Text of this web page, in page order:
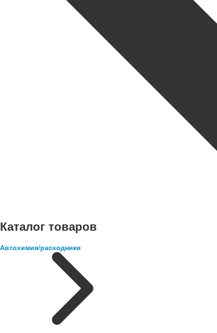
Каталог товаров
Автохимия/расходники